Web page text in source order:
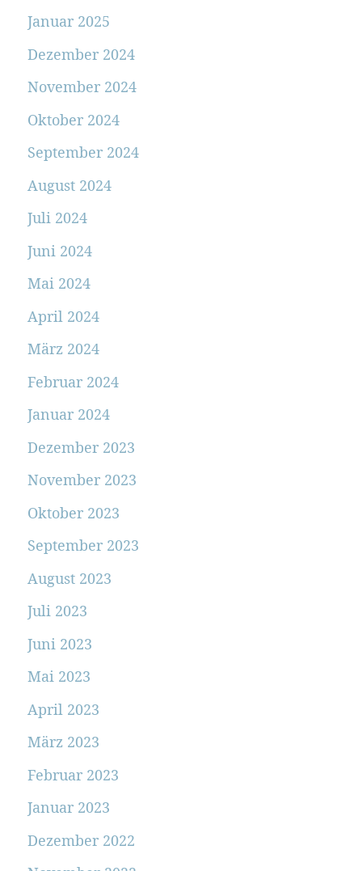
Januar 2025
Dezember 2024
November 2024
Oktober 2024
September 2024
August 2024
Juli 2024
Juni 2024
Mai 2024
April 2024
März 2024
Februar 2024
Januar 2024
Dezember 2023
November 2023
Oktober 2023
September 2023
August 2023
Juli 2023
Juni 2023
Mai 2023
April 2023
März 2023
Februar 2023
Januar 2023
Dezember 2022